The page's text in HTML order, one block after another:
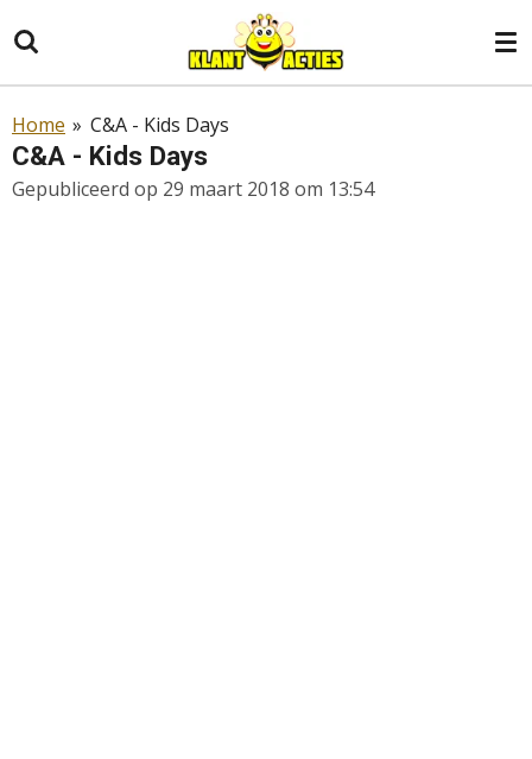
direct
naar
hoofdinhoud
Home » C&A - Kids Days
C&A - Kids Days
Gepubliceerd op 29 maart 2018 om 13:54